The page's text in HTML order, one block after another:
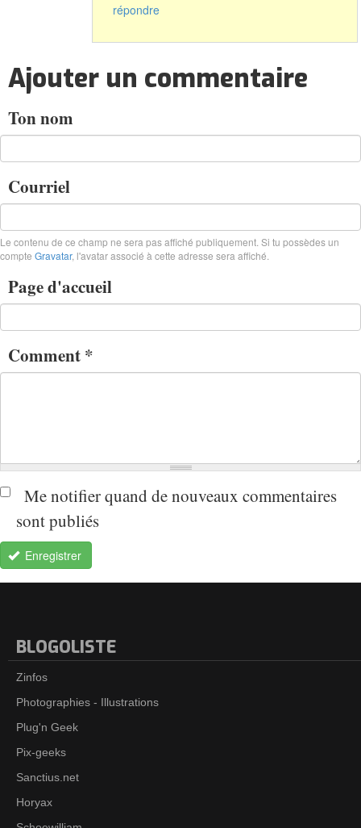
répondre
Ajouter un commentaire
Ton nom
Courriel
Le contenu de ce champ ne sera pas affiché publiquement. Si tu possèdes un
compte Gravatar, l'avatar associé à cette adresse sera affiché.
Page d'accueil
Comment *
Me notifier quand de nouveaux commentaires
sont publiés
Enregistrer
BLOGOLISTE
Zinfos
Photographies - Illustrations
Plug'n Geek
Pix-geeks
Sanctius.net
Horyax